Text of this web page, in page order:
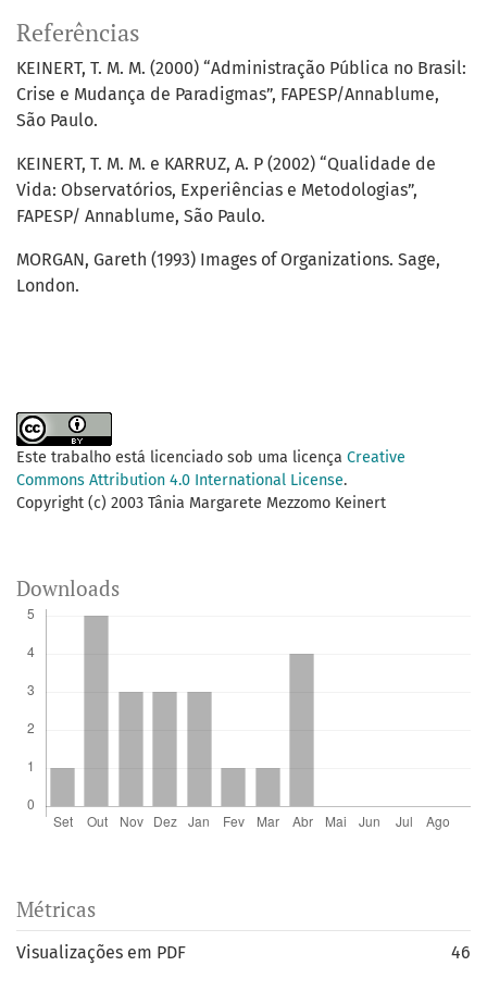
Referências
KEINERT, T. M. M. (2000) “Administração Pública no Brasil:
Crise e Mudança de Paradigmas”, FAPESP/Annablume,
São Paulo.
KEINERT, T. M. M. e KARRUZ, A. P (2002) “Qualidade de
Vida: Observatórios, Experiências e Metodologias”,
FAPESP/ Annablume, São Paulo.
MORGAN, Gareth (1993) Images of Organizations. Sage,
London.
Este trabalho está licenciado sob uma licença Creative
Commons Attribution 4.0 International License.
Copyright (c) 2003 Tânia Margarete Mezzomo Keinert
Downloads
Métricas
Visualizações em PDF 46